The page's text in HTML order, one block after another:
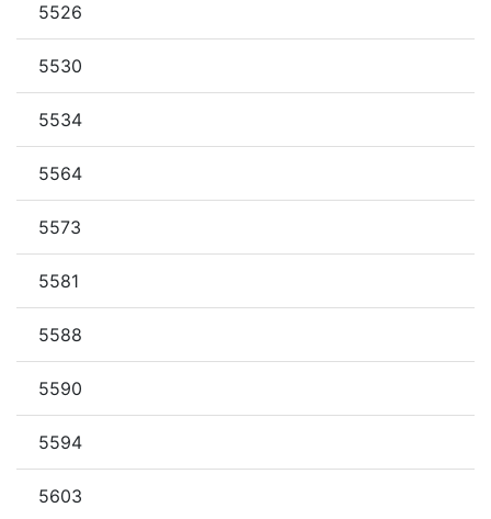
5526
5530
5534
5564
5573
5581
5588
5590
5594
5603